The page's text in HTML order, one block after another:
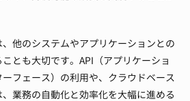
他のシステムやアプリケーションとの
とも大切です。API（アプリケーショ
フェース）の利用や、クラウドベース
業務の自動化と効率化を大幅に進める